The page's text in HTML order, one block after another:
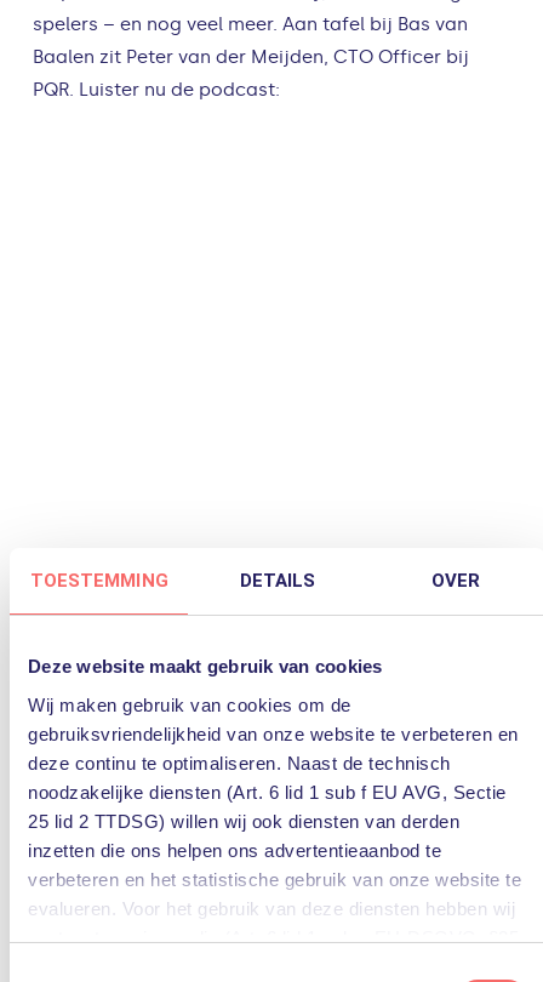
TOESTEMMING DETAILS OVER
Deze website maakt gebruik van cookies
Wij maken gebruik van cookies om de
gebruiksvriendelijkheid van onze website te verbeteren en
deze continu te optimaliseren. Naast de technisch
noodzakelijke diensten (Art. 6 lid 1 sub f EU AVG, Sectie
25 lid 2 TTDSG) willen wij ook diensten van derden
inzetten die ons helpen ons advertentieaanbod te
verbeteren en het statistische gebruik van onze website te
evalueren. Voor het gebruik van deze diensten hebben wij
uw toestemming nodig (Art. 6 lid 1 sub a EU-DSGVO, §25
spelers – en nog veel meer. Aan tafel bij Bas van
Baalen zit Peter van der Meijden, CTO Officer bij
PQR. Luister nu de podcast:
Productief met Copilot
Gaat Copilot de manier van werken drastisch
veranderen? Jeroen Laurijsen en Raoul de Weille
geven inzichten en tips, om te starten ermee en ook
hoe dit in de praktijk werkt (en soms niet werkt)
voor gebruikers. Daarnaast geven ze antwoord op
de vraag: hoe hou je het gebruik van Copilot veilig?
Beluister de podcast op Spotify: